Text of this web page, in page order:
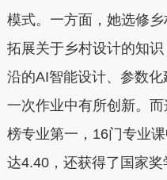
模式。一方面，她选修
拓展关于乡村设计的知
沿的AI智能设计、参数
一次作业中有所创新。
榜专业第一，16门专业
达4.40，还获得了国家